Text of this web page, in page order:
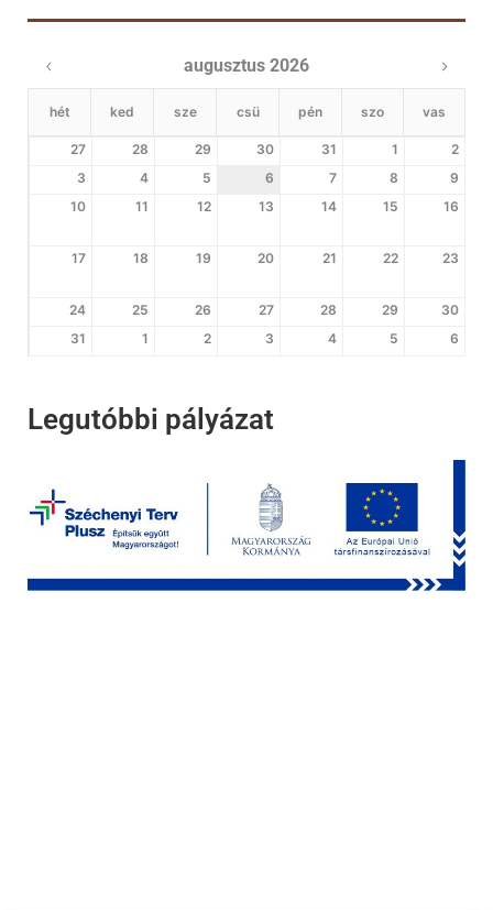
augusztus 2026
hét ked sze csü pén szo vas
27 28 29 30 31 1
2
3
4 5 6 7 8
9
10
11 12 13 14 15 16
17 18 19 20 21 22 23
24 25 26 27 28 29
30
31
1 2 3 4 5 6
Legutóbbi pályázat